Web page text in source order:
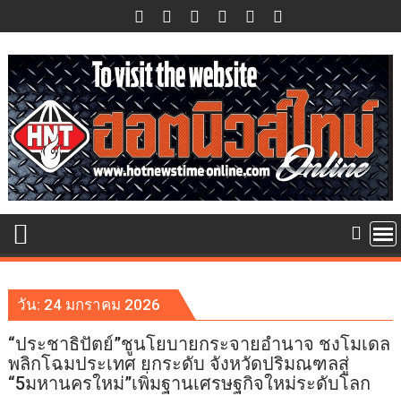
to
content
วัน: 24 มกราคม 2026
“ประชาธิปัตย์”ชูนโยบายกระจายอำนาจ ชงโมเดล
พลิกโฉมประเทศ ยกระดับ จังหวัดปริมณฑลสู่
“5มหานครใหม่”เพิ่มฐานเศรษฐกิจใหม่ระดับโลก